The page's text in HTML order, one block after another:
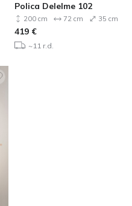
Polica Delelme 102
200 cm 72 cm 35 cm
419 €
~11 r.d.